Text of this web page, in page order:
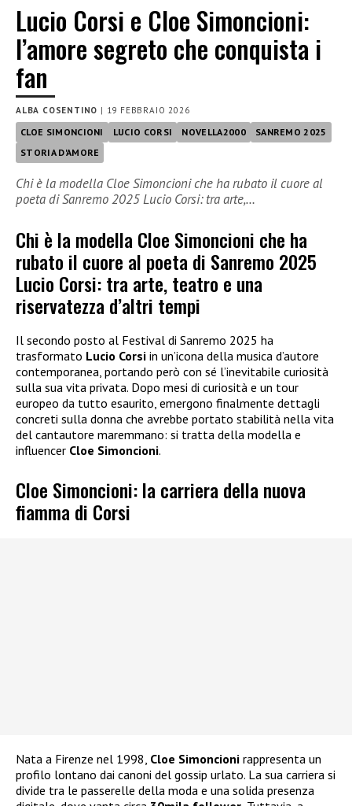
Lucio Corsi e Cloe Simoncioni:
l’amore segreto che conquista i
fan
ALBA COSENTINO | 19 FEBBRAIO 2026
CLOE SIMONCIONI LUCIO CORSI NOVELLA2000
SANREMO 2025
STORIA D'AMORE
Chi è la modella Cloe Simoncioni che ha rubato il cuore al
poeta di Sanremo 2025 Lucio Corsi: tra arte,…
Chi è la modella Cloe Simoncioni che ha
rubato il cuore al poeta di Sanremo 2025
Lucio Corsi: tra arte, teatro e una
riservatezza d’altri tempi
Il secondo posto al Festival di Sanremo 2025 ha
trasformato Lucio Corsi in un’icona della musica d’autore
contemporanea, portando però con sé l’inevitabile curiosità
sulla sua vita privata. Dopo mesi di curiosità e un tour
europeo da tutto esaurito, emergono finalmente dettagli
concreti sulla donna che avrebbe portato stabilità nella vita
del cantautore maremmano: si tratta della modella e
influencer Cloe Simoncioni.
Cloe Simoncioni: la carriera della nuova
fiamma di Corsi
Nata a Firenze nel 1998, Cloe Simoncioni rappresenta un
profilo lontano dai canoni del gossip urlato. La sua carriera si
divide tra le passerelle della moda e una solida presenza